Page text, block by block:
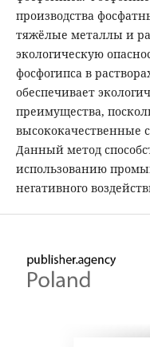
производства
тяжёлые металлы и
экологическую
фосфогипса в
обеспечивает
преимущества,
высококачественные
Данный метод
использованию
негативного